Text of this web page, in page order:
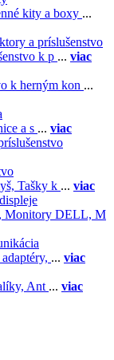
kity a boxy ...
a príslušenstvo
k p ... viac
k herným kon ...
a s ... viac
Tašky k ... viac
Monitory DELL, M
... viac
Ant ... viac